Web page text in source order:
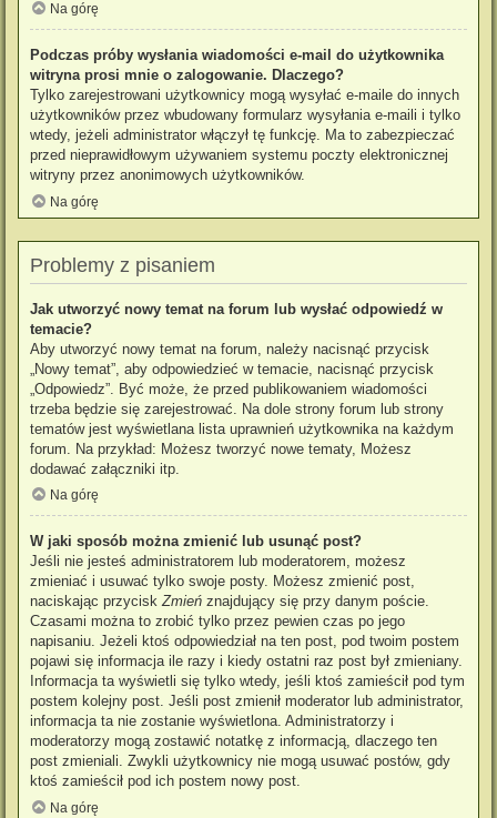
Na górę
Podczas próby wysłania wiadomości e-mail do użytkownika
witryna prosi mnie o zalogowanie. Dlaczego?
Tylko zarejestrowani użytkownicy mogą wysyłać e-maile do innych
użytkowników przez wbudowany formularz wysyłania e-maili i tylko
wtedy, jeżeli administrator włączył tę funkcję. Ma to zabezpieczać
przed nieprawidłowym używaniem systemu poczty elektronicznej
witryny przez anonimowych użytkowników.
Na górę
Problemy z pisaniem
Jak utworzyć nowy temat na forum lub wysłać odpowiedź w
temacie?
Aby utworzyć nowy temat na forum, należy nacisnąć przycisk
„Nowy temat”, aby odpowiedzieć w temacie, nacisnąć przycisk
„Odpowiedz”. Być może, że przed publikowaniem wiadomości
trzeba będzie się zarejestrować. Na dole strony forum lub strony
tematów jest wyświetlana lista uprawnień użytkownika na każdym
forum. Na przykład: Możesz tworzyć nowe tematy, Możesz
dodawać załączniki itp.
Na górę
W jaki sposób można zmienić lub usunąć post?
Jeśli nie jesteś administratorem lub moderatorem, możesz
zmieniać i usuwać tylko swoje posty. Możesz zmienić post,
naciskając przyciskZmień znajdujący się przy danym poście.
Czasami można to zrobić tylko przez pewien czas po jego
napisaniu. Jeżeli ktoś odpowiedział na ten post, pod twoim postem
pojawi się informacja ile razy i kiedy ostatni raz post był zmieniany.
Informacja ta wyświetli się tylko wtedy, jeśli ktoś zamieścił pod tym
postem kolejny post. Jeśli post zmienił moderator lub administrator,
informacja ta nie zostanie wyświetlona. Administratorzy i
moderatorzy mogą zostawić notatkę z informacją, dlaczego ten
post zmieniali. Zwykli użytkownicy nie mogą usuwać postów, gdy
ktoś zamieścił pod ich postem nowy post.
Na górę